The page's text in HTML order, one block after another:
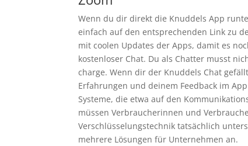
Wenn du dir direkt die Knuddels App
einfach auf den entsprechenden Link zu
mit coolen Updates der Apps, damit es
kostenloser Chat. Du als Chatter musst
charge. Wenn dir der Knuddels Chat
Erfahrungen und deinem Feedback im
Systeme, die etwa auf den
müssen Verbraucherinnen und
Verschlüsselungstechnik tatsächlich
mehrere Lösungen für Unternehmen an.